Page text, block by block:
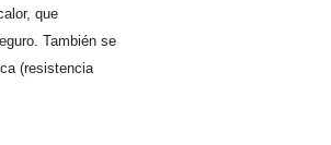
que
También se
(resistencia